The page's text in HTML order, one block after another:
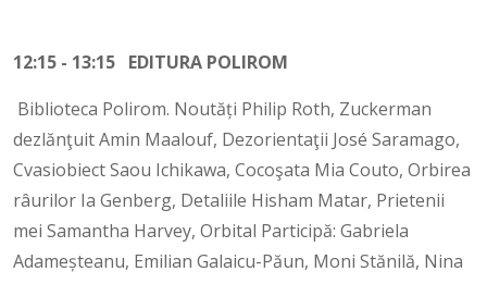
12:15 - 13:15 EDITURA POLIROM
Biblioteca Polirom. Noutăți Philip Roth, Zuckerman
dezlănţuit Amin Maalouf, Dezorientaţii José Saramago,
Cvasiobiect Saou Ichikawa, Cocoşata Mia Couto, Orbirea
râurilor Ia Genberg, Detaliile Hisham Matar, Prietenii
mei Samantha Harvey, Orbital Participă: Gabriela
Adameșteanu, Emilian Galaicu-Păun, Moni Stănilă, Nina